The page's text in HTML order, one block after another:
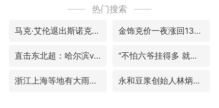
热门搜索
马克·艾伦退出斯诺克中国公开赛 金饰克价一夜涨回1300元
直击东北超：哈尔滨vs通辽 “不怕六爷挂得多 就怕六爷挂一颗”
浙江上海等地有大雨或暴雨 永和豆浆创始人林炳生逝世